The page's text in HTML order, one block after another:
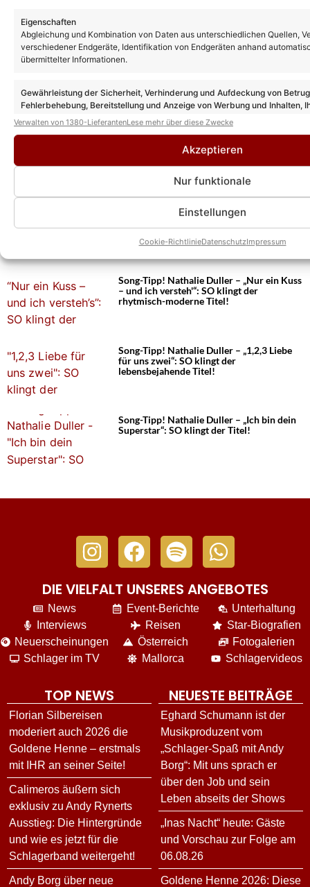
Eigenschaften
Abgleichung und Kombination von Daten aus unterschiedlichen Quellen,
verschiedener Endgeräte, Identifikation von Endgeräten anhand
übermittelter Informationen.
Gewährleistung der Sicherheit, Verhinderung und Aufdeckung von
Fehlerbehebung, Bereitstellung und Anzeige von Werbung und Inhalten,
Entscheidungen zum Datenschutz speichern und übermitteln.
Verwalten von 1380-LieferantenLese mehr über diese Zwecke
Akzeptieren
Nur funktionale
Einstellungen
Cookie-RichtlinieDatenschutzImpressum
Das könnte Euch auch interessieren:
Song-Tipp! Nathalie Duller – „Nur mit
dir'“: SO klingt der mitreißende Titel!
Song-Tipp! Nathalie Duller – „Nur ein Kuss
– und ich versteh'“: SO klingt der
rhytmisch-moderne Titel!
Song-Tipp! Nathalie Duller – „1,2,3 Liebe
für uns zwei“: SO klingt der
lebensbejahende Titel!
Song-Tipp! Nathalie Duller – „Ich bin dein
Superstar“: SO klingt der Titel!
DIE VIELFALT UNSERES ANGEBOTES
News
Interviews
Neuerscheinungen
Schlager im TV
Event-Berichte
Reisen
Österreich
Mallorca
Unterhaltung
Star-Biografien
Fotogalerien
Schlagervideos
TOP NEWS
Florian Silbereisen
moderiert auch 2026 die
Goldene Henne – erstmals
mit IHR an seiner Seite!
Calimeros äußern sich
exklusiv zu Andy Rynerts
Ausstieg: Die Hintergründe
und wie es jetzt für die
Schlagerband weitergeht!
Andy Borg über neue
NEUESTE BEITRÄGE
Eghard Schumann ist der
Musikproduzent vom
„Schlager-Spaß mit Andy
Borg“: Mit uns sprach er
über den Job und sein
Leben abseits der Shows
„Inas Nacht“ heute: Gäste
und Vorschau zur Folge am
06.08.26
Goldene Henne 2026: Diese